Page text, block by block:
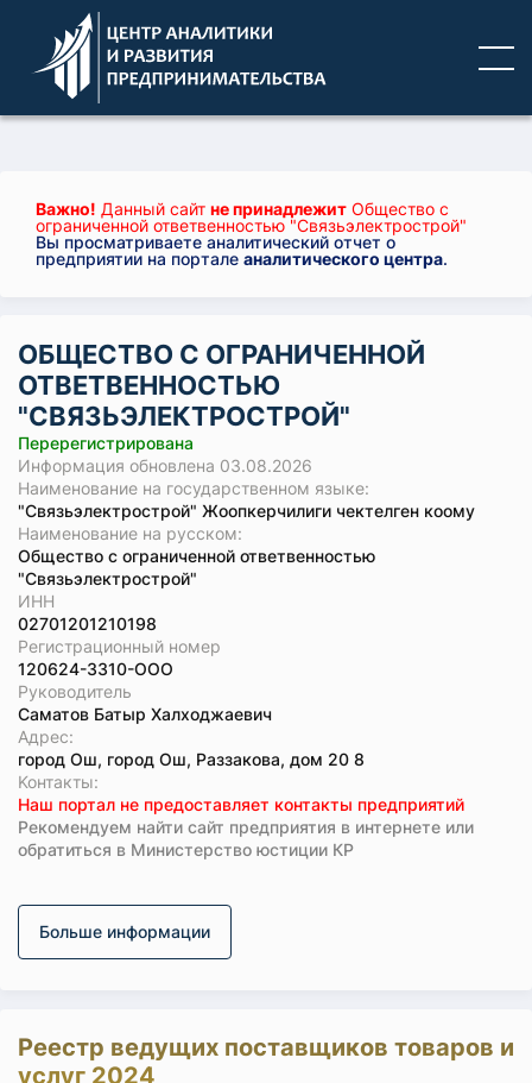
Важно! Данный сайт не принадлежит Общество с
ограниченной ответвенностью "Связьэлектрострой"
Вы просматриваете аналитический отчет о
предприятии на портале аналитического центра.
ОБЩЕСТВО С ОГРАНИЧЕННОЙ
ОТВЕТВЕННОСТЬЮ
"СВЯЗЬЭЛЕКТРОСТРОЙ"
Перерегистрирована
Информация обновлена 03.08.2026
Наименование на государственном языке:
"Связьэлектрострой" Жоопкерчилиги чектелген коому
Наименование на русском:
Общество с ограниченной ответвенностью
"Связьэлектрострой"
ИНН
02701201210198
Регистрационный номер
120624-3310-ООО
Руководитель
Саматов Батыр Халходжаевич
Адрес:
город Ош, город Ош, Раззакова, дом 20 8
Koнтaкты:
Наш портал не предоставляет контакты предприятий
Рекомендуем найти сайт предприятия в интернете или
обратиться в Министерство юстиции КР
Больше информации
Реестр ведущих поставщиков товаров и
услуг 2024